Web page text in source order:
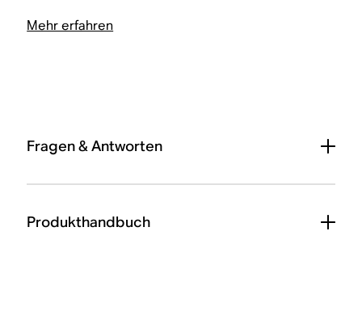
Mehr erfahren
Fragen & Antworten
Produkthandbuch